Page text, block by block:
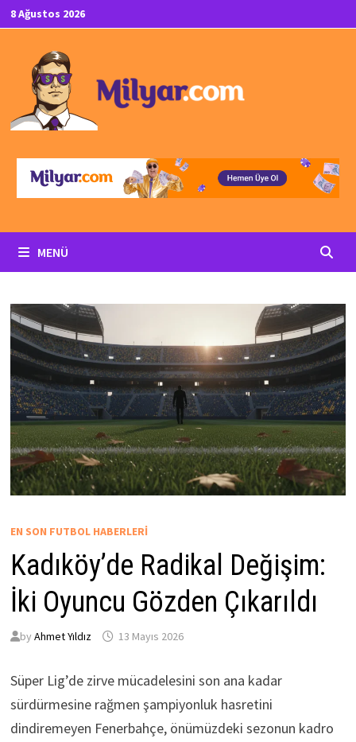
İçeriğe
geç
8 Ağustos 2026
MENÜ
EN SON FUTBOL HABERLERI
Kadıköy’de Radikal Değişim:
İki Oyuncu Gözden Çıkarıldı
by Ahmet Yıldız 13 Mayıs 2026
Süper Lig’de zirve mücadelesini son ana kadar
sürdürmesine rağmen şampiyonluk hasretini
dindiremeyen Fenerbahçe, önümüzdeki sezonun kadro